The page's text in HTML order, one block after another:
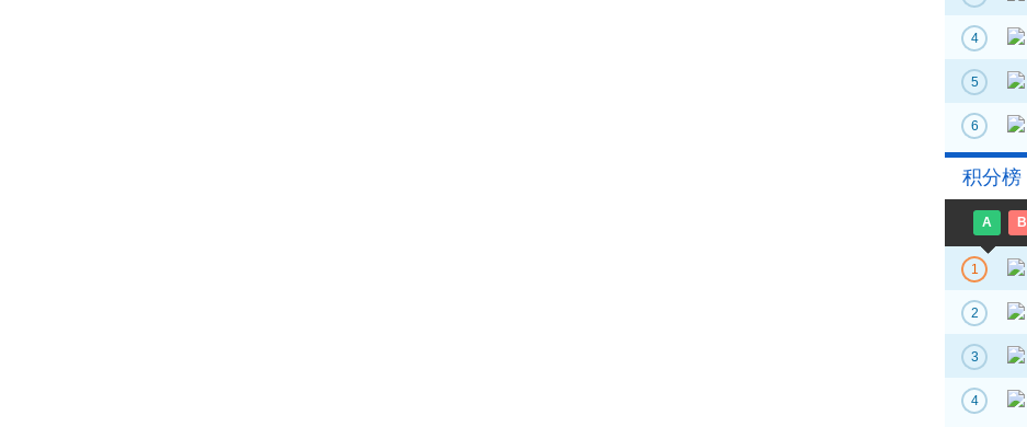
4
5
6
积分榜
A B
1
2
3
4